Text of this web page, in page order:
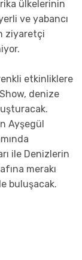
ülkelerinin
ve yabancı
ziyaretçi
etkinliklere
denize
Ayşegül
ile Denizlerin
merakı
buluşacak.